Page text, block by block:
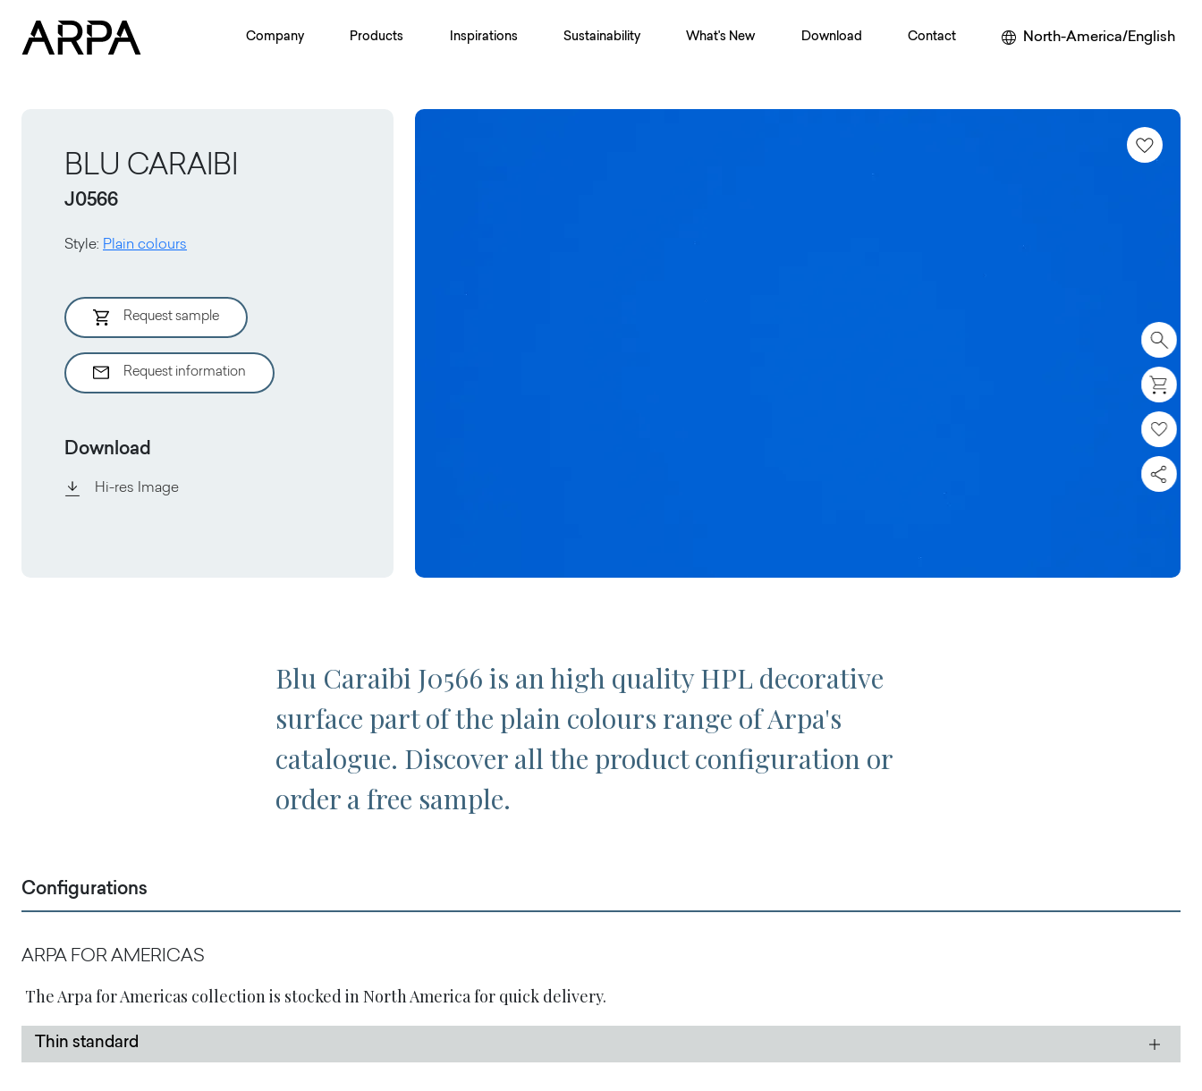
Company Products Inspirations Sustainability What's New Download Contact North-America/English
BLU CARAIBI
J0566
Style: Plain colours
Request sample
Request information
Download
Hi-res Image
Blu Caraibi J0566 is an high quality HPL decorative
surface part of the plain colours range of Arpa's
catalogue. Discover all the product configuration or
order a free sample.
Configurations
ARPA FOR AMERICAS
The Arpa for Americas collection is stocked in North America for quick delivery.
Thin standard